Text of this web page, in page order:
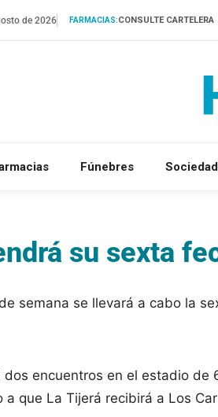
de 2026 FARMACIAS:CONSULTE CARTELERA
Fúnebres Sociedad
su sexta
semana se llevará a cabo la
dos encuentros en el estadio
a que La Tijerá recibirá a Los